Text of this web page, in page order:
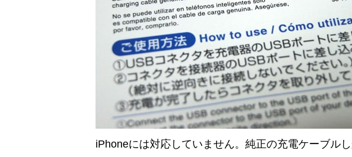
iPhoneには対応していません。純正の充電ケーブル